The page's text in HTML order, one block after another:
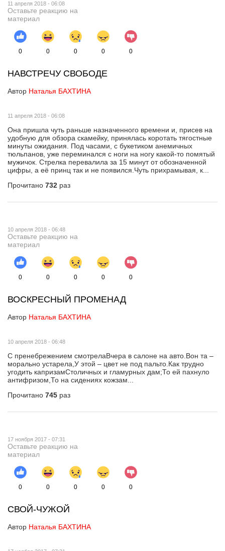
11 апреля 2018 - 06:08
Оставьте реакцию на
материал
0 0 0 0 0
НАВСТРЕЧУ СВОБОДЕ
Автор Наталья БАХТИНА
11 апреля 2018 - 06:08
Она пришла чуть раньше назначенного времени и, присев на
удобную для обзора скамейку, принялась коротать тягостные
минуты ожидания. Под часами, с букетиком анемичных
тюльпанов, уже переминался с ноги на ногу какой-то помятый
мужичок. Стрелка перевалила за 15 минут от обозначенной
цифры, а её принц так и не появился.Чуть прихрамывая, к...
Прочитано 732 раз
10 апреля 2018 - 06:48
Оставьте реакцию на
материал
0 0 0 0 0
ВОСКРЕСНЫЙ ПРОМЕНАД
Автор Наталья БАХТИНА
10 апреля 2018 - 06:48
С пренебрежением смотрелаВчера в салоне на авто.Вон та –
морально устарела,У этой – цвет не под пальто.Как трудно
угодить капризамСтоличных и гламурных дам;То ей пахнуло
антифризом,То на сидениях кожзам...
Прочитано 745 раз
17 ноября 2017 - 07:31
Оставьте реакцию на
материал
0 0 0 0 0
СВОЙ-ЧУЖОЙ
Автор Наталья БАХТИНА